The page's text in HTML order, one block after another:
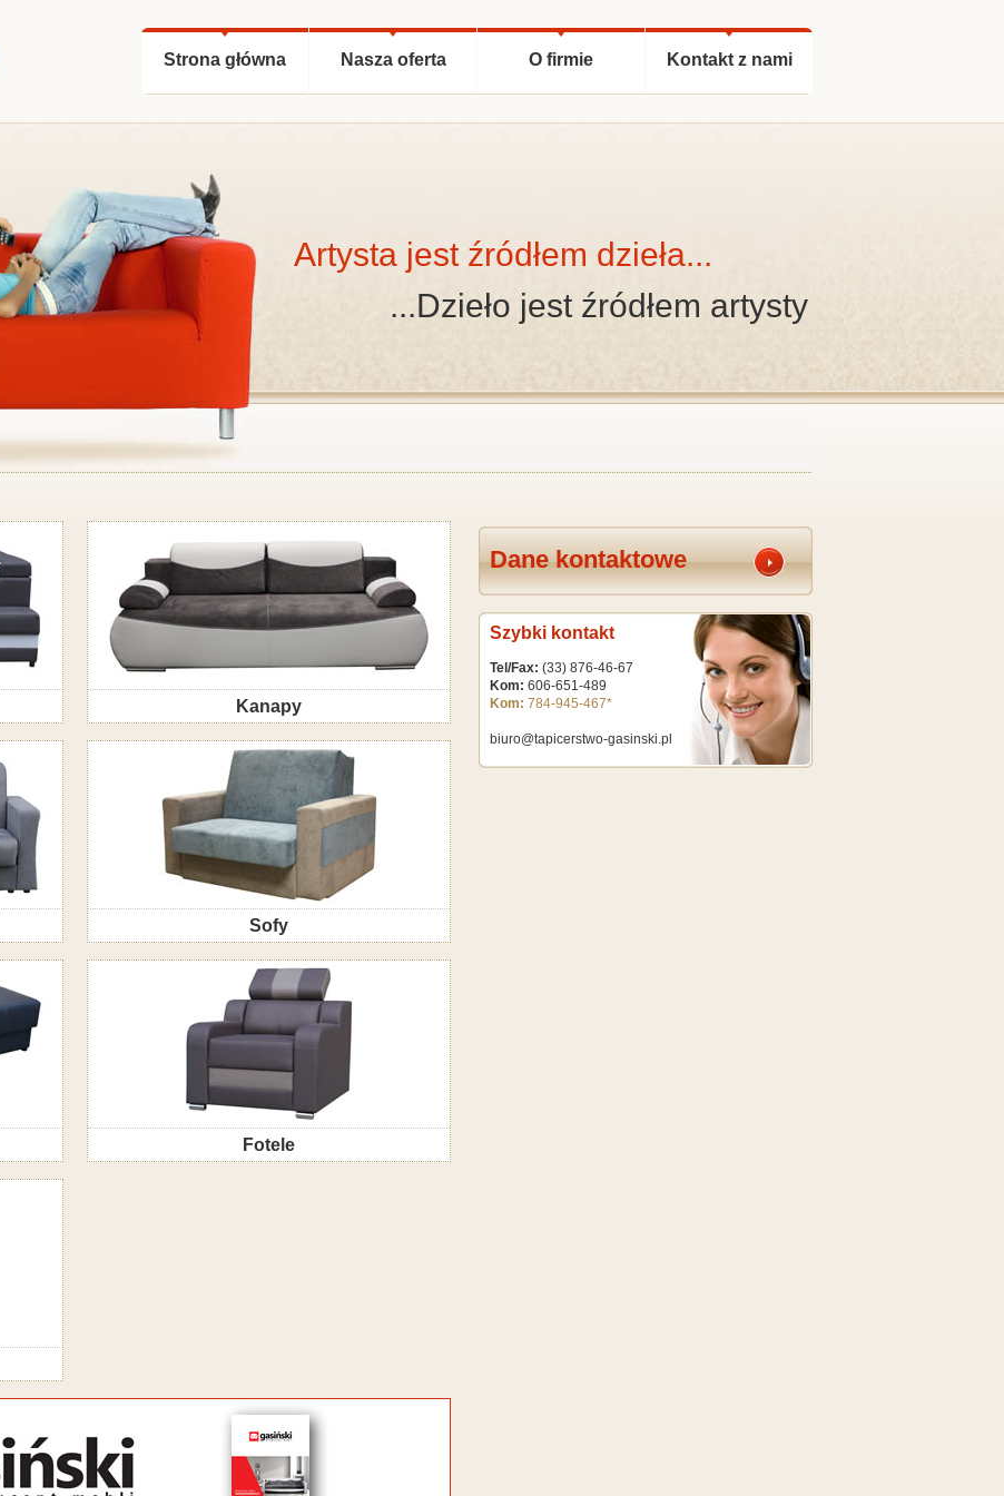
Kontakt z nami
O firmie
Nasza oferta
Strona główna
Artysta jest źródłem dzieła...
...Dzieło jest źródłem artysty
Kanapy
Sofy
Fotele
Dane kontaktowe
Szybki kontakt
Tel/Fax: (33) 876-46-67
Kom: 606-651-489
Kom: 784-945-467*
biuro@tapicerstwo-gasinski.pl